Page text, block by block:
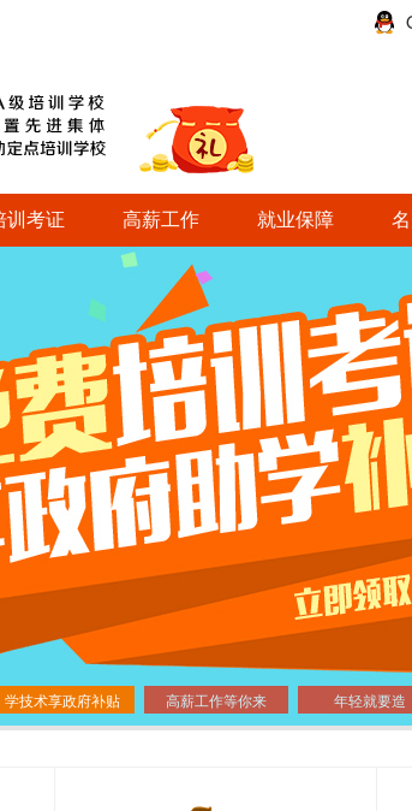
训考证 高薪工作 就业保障
学技术享政府补贴 高薪工作等你来 年轻就要造